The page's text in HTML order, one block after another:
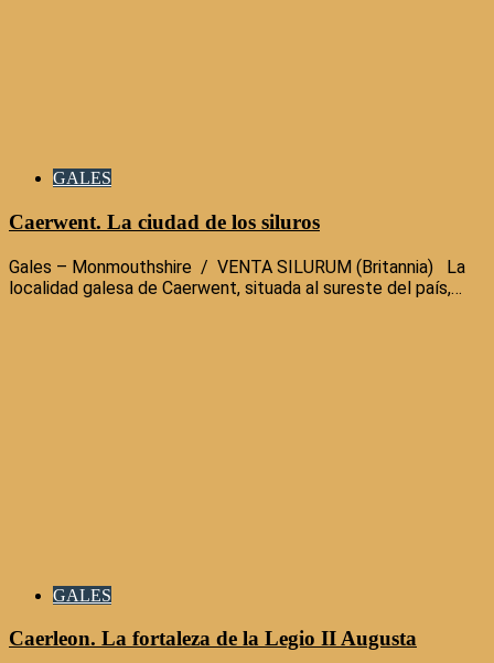
GALES
Caerwent. La ciudad de los siluros
Gales – Monmouthshire / VENTA SILURUM (Britannia) La
localidad galesa de Caerwent, situada al sureste del país,…
GALES
Caerleon. La fortaleza de la Legio II Augusta